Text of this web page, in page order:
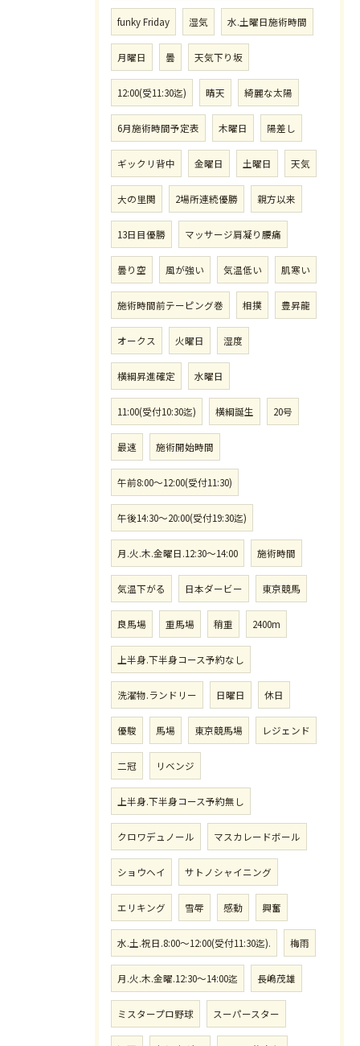
funky Friday 湿気 水.土曜日施術時間
月曜日 曇 天気下り坂
12:00(受11:30迄) 晴天 綺麗な太陽
6月施術時間予定表 木曜日 陽差し
ギックリ背中 金曜日 土曜日 天気
大の里関 2場所連続優勝 親方以来
13日目優勝 マッサージ肩凝り腰痛
曇り空 風が強い 気温低い 肌寒い
施術時間前テーピング巻 相撲 豊昇龍
オークス 火曜日 湿度
横綱昇進確定 水曜日
11:00(受付10:30迄) 横綱誕生 20号
最速 施術開始時間
午前8:00〜12:00(受付11:30)
午後14:30〜20:00(受付19:30迄)
月.火.木.金曜日.12:30〜14:00 施術時間
気温下がる 日本ダービー 東京競馬
良馬場 重馬場 稍重 2400m
上半身.下半身コース予約なし
洗濯物.ランドリー 日曜日 休日
優駿 馬場 東京競馬場 レジェンド
二冠 リベンジ
上半身.下半身コース予約無し
クロワデュノール マスカレードボール
ショウヘイ サトノシャイニング
エリキング 雪辱 感動 興奮
水.土.祝日.8:00〜12:00(受付11:30迄). 梅雨
月.火.木.金曜.12:30〜14:00迄 長嶋茂雄
ミスタープロ野球 スーパースター